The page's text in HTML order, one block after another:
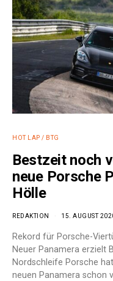
HOT LAP / BTG
Bestzeit noch
neue Porsche
Hölle
REDAKTION 15. AUGUST
Rekord für Porsche-
Neuer Panamera erzielt
Nordschleife Porsche
neuen Panamera schon